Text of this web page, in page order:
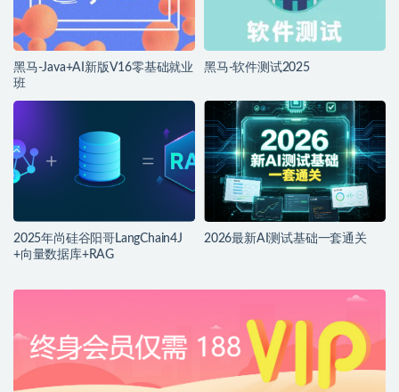
黑马-Java+AI新版V16零基础就业
班
黑马-软件测试2025
2025年尚硅谷阳哥LangChain4J
+向量数据库+RAG
2026最新AI测试基础一套通关